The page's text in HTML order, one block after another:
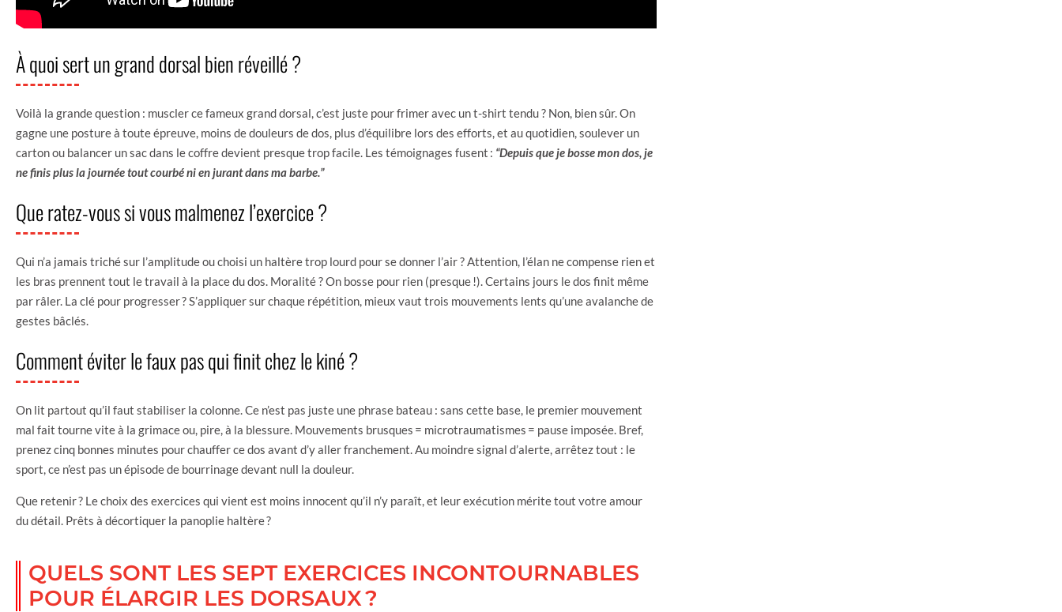
À quoi sert un grand dorsal bien réveillé ?
Voilà la grande question : muscler ce fameux grand dorsal, c’est juste pour frimer avec un t-shirt tendu ? Non, bien sûr. On
gagne une posture à toute épreuve, moins de douleurs de dos, plus d’équilibre lors des efforts, et au quotidien, soulever un
carton ou balancer un sac dans le coffre devient presque trop facile. Les témoignages fusent : “Depuis que je bosse mon dos, je
ne finis plus la journée tout courbé ni en jurant dans ma barbe.”
Que ratez-vous si vous malmenez l’exercice ?
Qui n’a jamais triché sur l’amplitude ou choisi un haltère trop lourd pour se donner l’air ? Attention, l’élan ne compense rien et
les bras prennent tout le travail à la place du dos. Moralité ? On bosse pour rien (presque !). Certains jours le dos finit même
par râler. La clé pour progresser ? S’appliquer sur chaque répétition, mieux vaut trois mouvements lents qu’une avalanche de
gestes bâclés.
Comment éviter le faux pas qui finit chez le kiné ?
On lit partout qu’il faut stabiliser la colonne. Ce n’est pas juste une phrase bateau : sans cette base, le premier mouvement
mal fait tourne vite à la grimace ou, pire, à la blessure. Mouvements brusques = microtraumatismes = pause imposée. Bref,
prenez cinq bonnes minutes pour chauffer ce dos avant d’y aller franchement. Au moindre signal d’alerte, arrêtez tout : le
sport, ce n’est pas un épisode de bourrinage devant null la douleur.
Que retenir ? Le choix des exercices qui vient est moins innocent qu’il n’y paraît, et leur exécution mérite tout votre amour
du détail. Prêts à décortiquer la panoplie haltère ?
QUELS SONT LES SEPT EXERCICES INCONTOURNABLES
POUR ÉLARGIR LES DORSAUX ?